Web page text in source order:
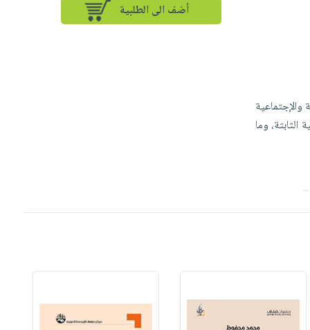
والإجتماعية
وما
أضف الى الطلبية